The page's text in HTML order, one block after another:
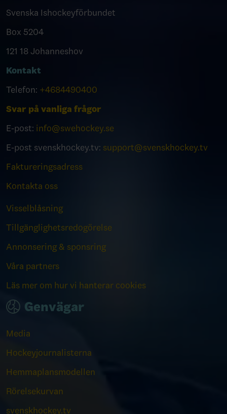
Svenska Ishockeyförbundet
Box 5204
121 18 Johanneshov
Kontakt
Telefon: +4684490400
Svar på vanliga frågor
E-post: info@swehockey.se
E-post svenskhockey.tv: support@svenskhockey.tv
Faktureringsadress
Kontakta oss
Visselblåsning
Tillgänglighetsredogörelse
Annonsering & sponsring
Våra partners
Läs mer om hur vi hanterar cookies
Genvägar
Media
Hockeyjournalisterna
Hemmaplansmodellen
Rörelsekurvan
svenskhockey.tv